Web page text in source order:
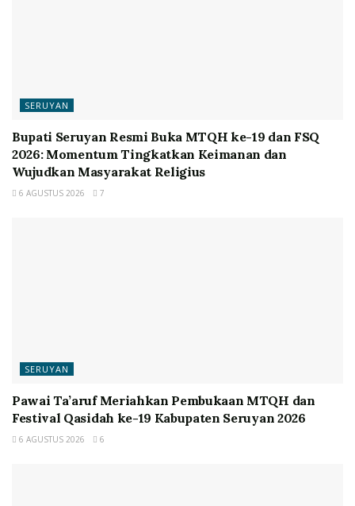
SERUYAN
Bupati Seruyan Resmi Buka MTQH ke-19 dan FSQ
2026: Momentum Tingkatkan Keimanan dan
Wujudkan Masyarakat Religius
6 AGUSTUS 2026 7
SERUYAN
Pawai Ta’aruf Meriahkan Pembukaan MTQH dan
Festival Qasidah ke-19 Kabupaten Seruyan 2026
6 AGUSTUS 2026 6